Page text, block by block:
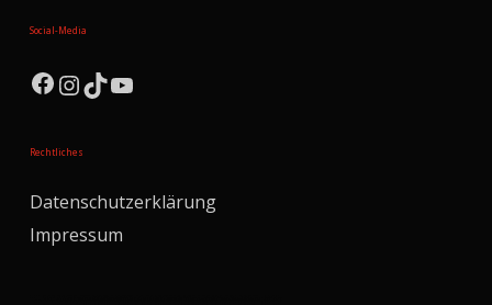
Social-Media
Facebook
Instagram
TikTok
Rechtliches
Datenschutzerklärung
Impressum